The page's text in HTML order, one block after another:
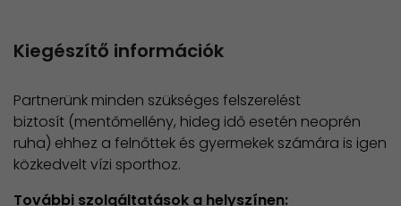
Kiegészítő információk
Partnerünk minden szükséges felszerelést
biztosít (mentőmellény, hideg idő esetén neoprén
ruha) ehhez a felnőttek és gyermekek számára is igen
közkedvelt vízi sporthoz.
További szolgáltatások a helyszínen: